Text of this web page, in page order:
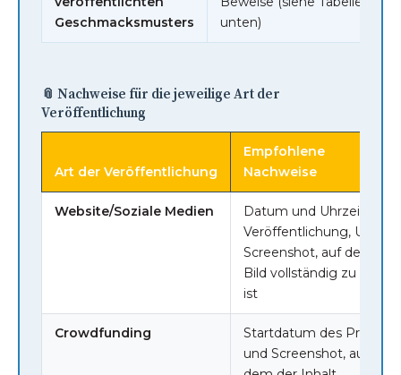
Geschmacksmusters
unten)
📎 Nachweise für die jeweilige Art der
Veröffentlichung
Art der Veröffentlichung
Empfohlene
Nachweise
Website/Soziale Medien
Datum und Uhrzeit der
Veröffentlichung, URL,
Screenshot, auf dem das
Bild vollständig zu sehen
ist
Crowdfunding
Startdatum des Projekts
und Screenshot, aus